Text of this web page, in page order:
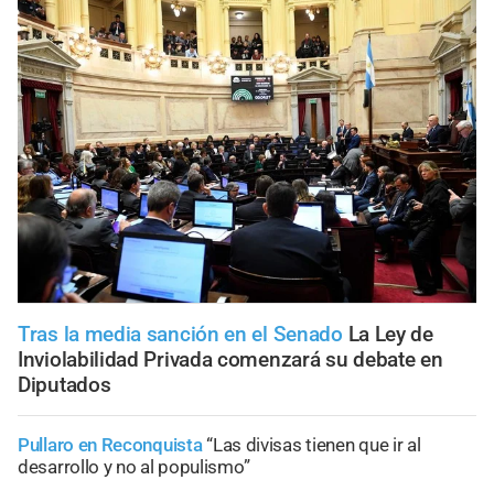
Tras la media sanción en el Senado La Ley de
Inviolabilidad Privada comenzará su debate en
Diputados
Pullaro en Reconquista“Las divisas tienen que ir al
desarrollo y no al populismo”